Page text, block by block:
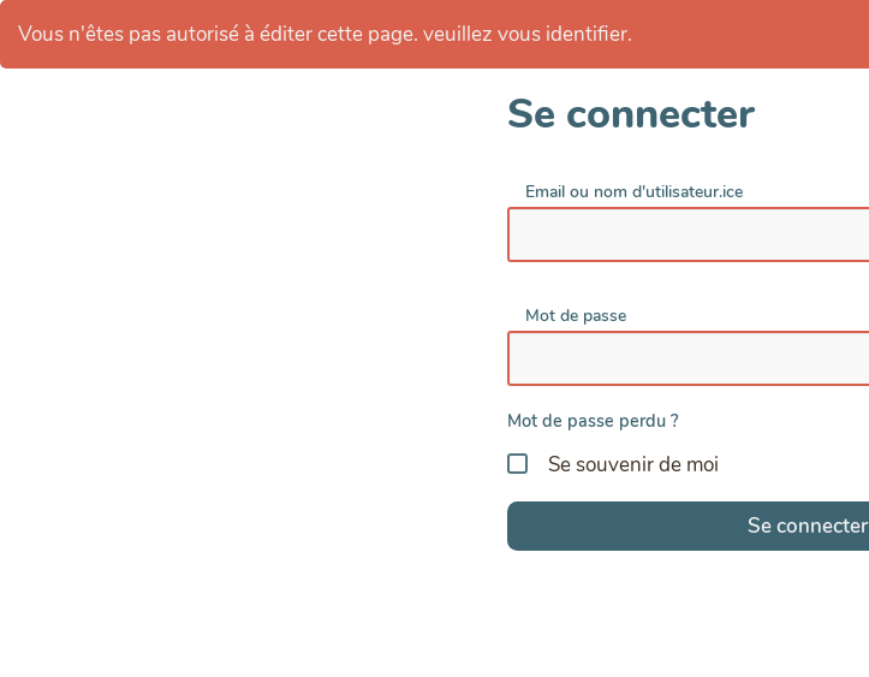
Vous n'êtes pas autorisé à éditer cette page. veuillez vous identifier.
Se connecter
Email ou nom d'utilisateur.ice
Mot de passe
Mot de passe perdu ?
Se souvenir de moi
Se connecter